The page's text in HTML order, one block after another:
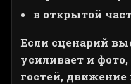
в открытой
Если сценарий
усиливает и
гостей, движение